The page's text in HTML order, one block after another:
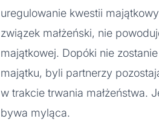
uregulowanie kwestii
związek małżeński, nie
majątkowej. Dopóki nie
majątku, byli partnerzy
w trakcie trwania małżeństwa.
bywa myląca.